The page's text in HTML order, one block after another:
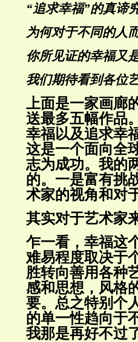
“追求幸福”的真谛
为何对于不同的人
你所见证的幸福又
我们期待看到各位
上面是一家画廊
送最多五幅作品
幸福以及追求幸
这是一个面向全
志为成功。我的
的。一是富有挑
术家的视角和对
其实对于艺术家
乍一看，幸福这
难易程度取决于
胜转向善用各种
感和思想，风格
要。总之特别个
的单一性趋向于
我那是再好不过